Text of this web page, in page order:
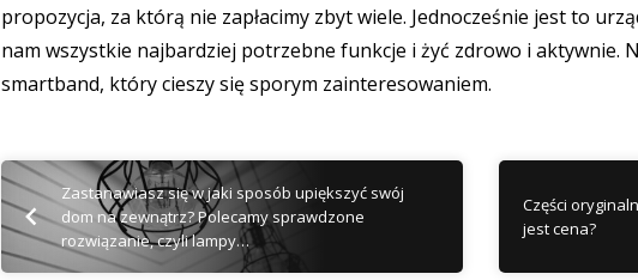
propozycja, za którą nie zapłacimy zbyt wiele. Jednocześnie jest to
nam wszystkie najbardziej potrzebne funkcje i żyć zdrowo i aktywnie.
smartband, który cieszy się sporym zainteresowaniem.
Zastanawiasz się w jaki sposób upiększyć swój
dom na zewnątrz? Polecamy sprawdzone
rozwiązanie, czyli lampy…
Części
jest cena?